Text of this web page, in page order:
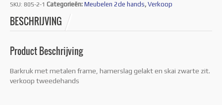
SKU: 805-2-1 Categorieën: Meubelen 2de hands, Verkoop
BESCHRIJVING
Product Beschrijving
Barkruk met metalen frame, hamerslag gelakt en skai zwarte zit.
verkoop tweedehands